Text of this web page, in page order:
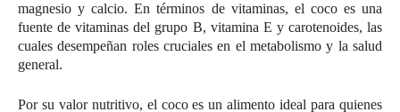
magnesio y calcio. En términos de vitaminas, el coco es una
fuente de vitaminas del grupo B, vitamina E y carotenoides, las
cuales desempeñan roles cruciales en el metabolismo y la salud
general.
Por su valor nutritivo, el coco es un alimento ideal para quienes